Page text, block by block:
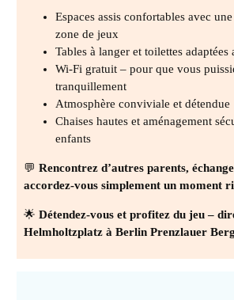
Espaces assis confortables avec
zone de jeux
Tables à langer et toilettes adaptées
Wi-Fi gratuit – pour que vous
tranquillement
Atmosphère conviviale et détendue
Chaises hautes et aménagement
enfants
💬Rencontrez d’autres parents,
accordez-vous simplement un moment
🌟Détendez-vous et profitez du jeu –
Helmholtzplatz à Berlin Prenzlauer